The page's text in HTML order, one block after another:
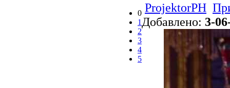
0
1
2
3
4
5
ProjektorPH
Добавлено: 3-